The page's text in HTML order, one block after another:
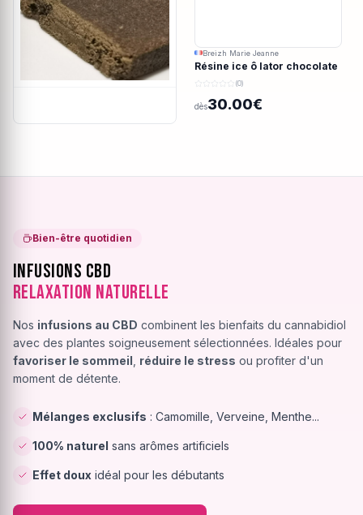
Breizh Marie Jeanne
Résine ice ô lator chocolate
covered strawberry CBD
(0)
dès30.00€
Bien-être quotidien
Infusions CBD
Relaxation Naturelle
Nos infusions au CBD combinent les bienfaits du cannabidiol
avec des plantes soigneusement sélectionnées. Idéales pour
favoriser le sommeil réduire le stress ou profiter d'un
moment de détente.
Mélanges exclusifs : Camomille, Verveine, Menthe...
100% naturel sans arômes artificiels
Effet doux idéal pour les débutants